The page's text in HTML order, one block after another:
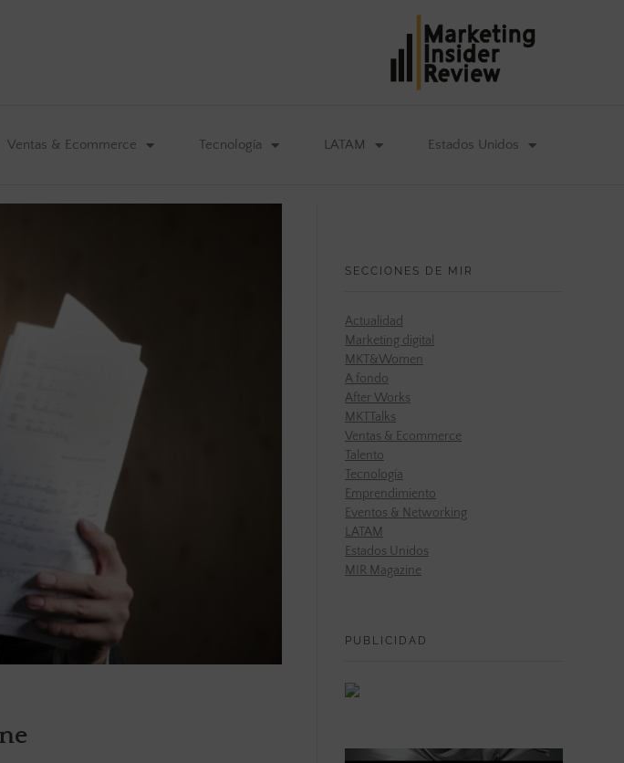
Ventas & Ecommerce Tecnología LATAM Estados Unidos
SECCIONES DE MIR
Actualidad
Marketing digital
MKT&Women
A fondo
After Works
MKTTalks
Ventas & Ecommerce
Talento
Tecnología
Emprendimiento
Eventos & Networking
LATAM
Estados Unidos
MIR Magazine
PUBLICIDAD